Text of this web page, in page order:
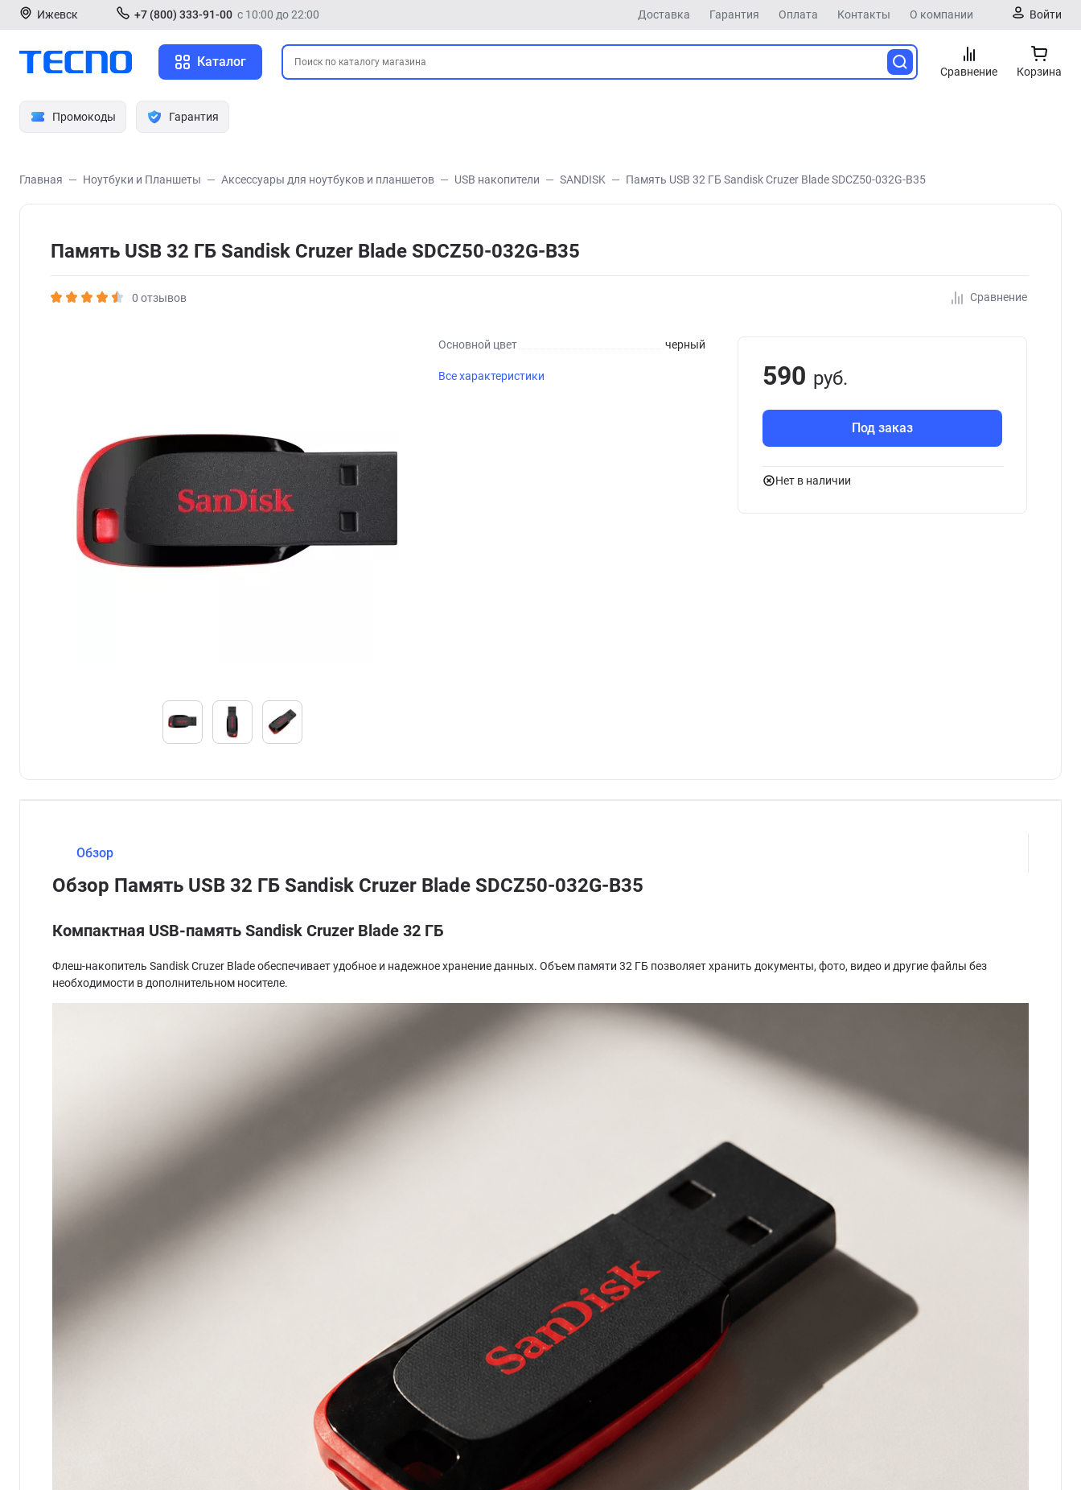
Ижевск +7 (800) 333-91-00 с 10:00 до 22:00 Доставка Гарантия Оплата Контакты О компании Войти
Каталог
Сравнение Корзина
Промокоды Гарантия
Главная Ноутбуки и Планшеты Аксессуары для ноутбуков и планшетов USB накопители SANDISK Память USB 32 ГБ Sandisk Cruzer Blade SDCZ50-032G-B35
Память USB 32 ГБ Sandisk Cruzer Blade SDCZ50-032G-B35
0 отзывов Сравнение
Основной цвет черный
Все характеристики 590 руб.
Под заказ
Нет в наличии
Обзор
Обзор Память USB 32 ГБ Sandisk Cruzer Blade SDCZ50-032G-B35
Компактная USB-память Sandisk Cruzer Blade 32 ГБ
Флеш-накопитель Sandisk Cruzer Blade обеспечивает удобное и надежное хранение данных. Объем памяти 32 ГБ позволяет хранить документы, фото, видео и другие файлы без
необходимости в дополнительном носителе.